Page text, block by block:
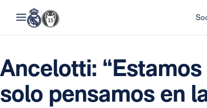
Ancelotti:
solo pensamos en